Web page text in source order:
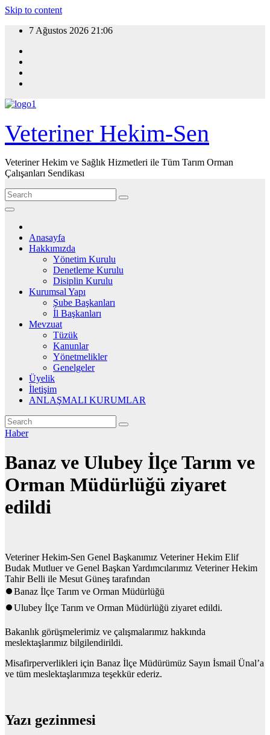
Skip to content
7 Ağustos 2026 21:06
Veteriner Hekim-Sen
Veteriner Hekim ve Sağlık Hizmetleri ile Tüm Tarım Orman
Çalışanları Sendikası
Anasayfa
Hakkımızda
Yönetim Kurulu
Denetleme Kurulu
Disiplin Kurulu
Kurumsal Yapı
Şube Başkanları
İl Başkanları
Mevzuat
Tüzük
Kanunlar
Yönetmelikler
Genelgeler
Üyelik
İletişim
ANLAŞMALI KURUMLAR
Haber
Banaz ve Ulubey İlçe Tarım ve
Orman Müdürlüğü ziyaret
edildi
Veteriner Hekim-Sen Genel Başkanımız Veteriner Hekim Elif
Budak Mutluer ve Genel Başkan Yardımcılarımız Veteriner Hekim
Tahir Belli ile Mesut Güneş tarafından
⏺️Banaz İlçe Tarım ve Orman Müdürlüğü
⏺️Ulubey İlçe Tarım ve Orman Müdürlüğü ziyaret edildi.
Bakanlık görüşmelerimiz ve çalışmalarımız hakkında
meslektaşlarımız bilgilendirildi.
Misafirperverlikleri için Banaz İlçe Müdürümüz Sayın İsmail Ünal’a
ve tüm meslektaşlarımıza teşekkür ederiz.
Yazı gezinmesi